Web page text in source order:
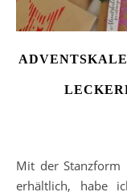
Mit der Stanzform Mini-Leckereientüte, leider nicht mehr
erhältlich, habe